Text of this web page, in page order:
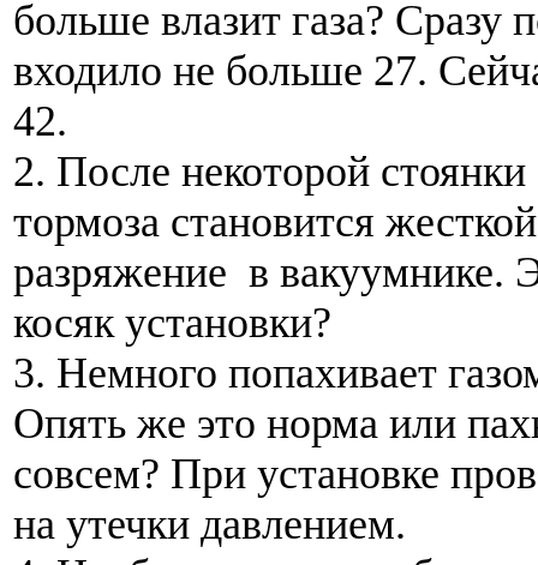
больше влазит газа? Сразу
входило не больше 27.
42.
2. После некоторой
тормоза становится
разряжение в вакуумнике.
косяк установки?
3. Немного попахивает
Опять же это норма или
совсем? При установке
на утечки давлением.